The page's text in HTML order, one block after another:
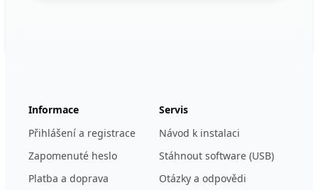
Informace
Přihlášení a registrace
Zapomenuté heslo
Platba a doprava
Servis
Návod k instalaci
Stáhnout software (USB)
Otázky a odpovědi